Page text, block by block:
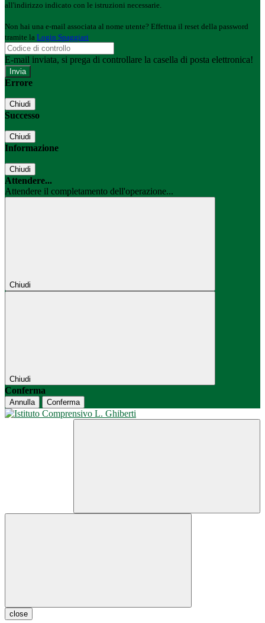
all'indirizzo indicato con le istruzioni necessarie.
Non hai una e-mail associata al nome utente? Effettua il reset della password
tramite la Login Spaggiari
E-mail inviata, si prega di controllare la casella di posta elettronica!
Errore
Chiudi
Successo
Chiudi
Informazione
Chiudi
Attendere...
Attendere il completamento dell'operazione...
Chiudi
Chiudi
Conferma
Annulla Conferma
close